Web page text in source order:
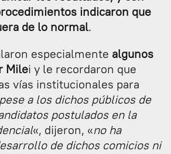
indicaron que
de lo normal.
especialmente algunos
Milei y le recordaron que
vías institucionales para
a los dichos públicos de
postulados en la
«, dijeron, «no ha
de dichos comicios ni